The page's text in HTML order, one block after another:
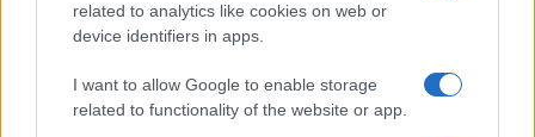
related to analytics like cookies on web or
device identifiers in apps.
I want to allow Google to enable storage
related to functionality of the website or app.
Scoperte carcasse di moto e motori in container
Il Córdoba ha ottenuto il II Trofeo Puertas dopo aver